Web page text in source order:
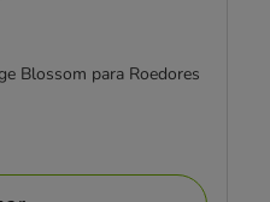
Blossom para Roedores